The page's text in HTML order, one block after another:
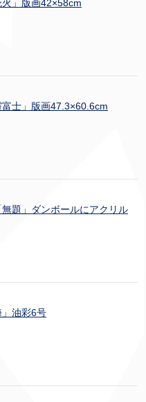
」版画42×58cm
士」版画47.3×60.6cm
題」ダンボールにアクリル
油彩6号